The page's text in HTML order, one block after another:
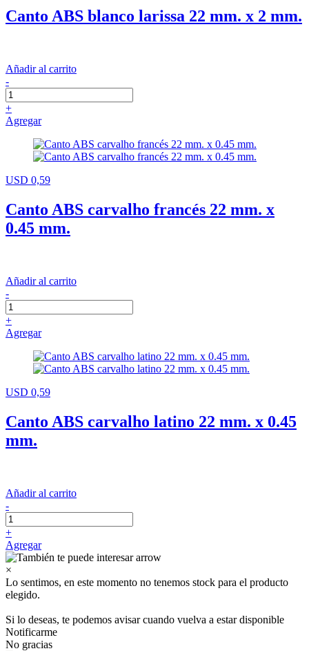
Canto ABS blanco larissa 22 mm. x 2 mm.
Añadir al carrito
-
+
Agregar
USD 0,59
Canto ABS carvalho francés 22 mm. x
0.45 mm.
Añadir al carrito
-
+
Agregar
USD 0,59
Canto ABS carvalho latino 22 mm. x 0.45
mm.
Añadir al carrito
-
+
Agregar
×
Lo sentimos, en este momento no tenemos stock para el producto
elegido.
Si lo deseas, te podemos avisar cuando vuelva a estar disponible
Notificarme
No gracias